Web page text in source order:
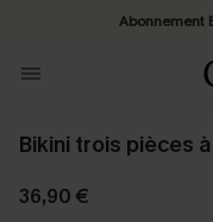
Abonnement
Bikini trois pièces
36,90 €